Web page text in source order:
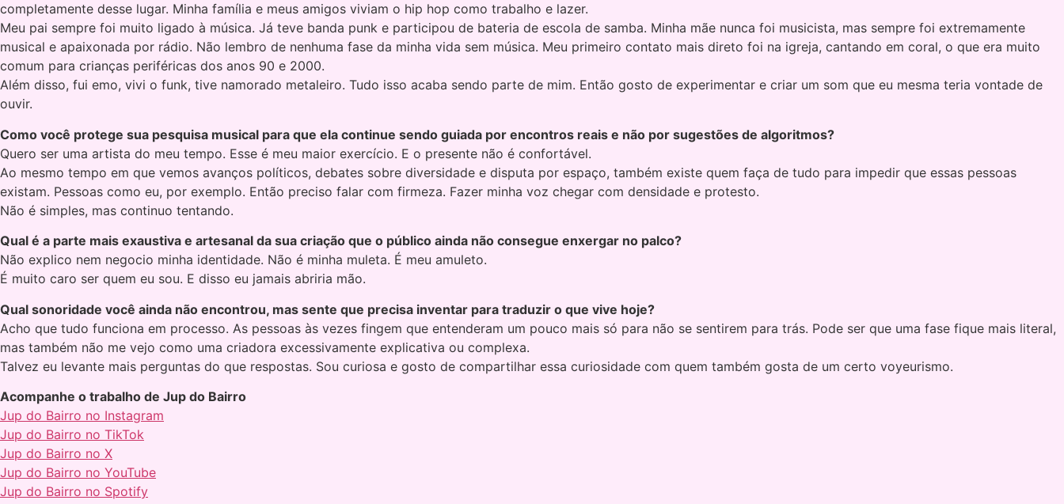
completamente desse lugar. Minha família e meus amigos viviam o hip hop como trabalho e lazer.
Meu pai sempre foi muito ligado à música. Já teve banda punk e participou de bateria de escola de samba. Minha mãe nunca foi musicista, mas sempre foi extremamente
musical e apaixonada por rádio. Não lembro de nenhuma fase da minha vida sem música. Meu primeiro contato mais direto foi na igreja, cantando em coral, o que era muito
comum para crianças periféricas dos anos 90 e 2000.
Além disso, fui emo, vivi o funk, tive namorado metaleiro. Tudo isso acaba sendo parte de mim. Então gosto de experimentar e criar um som que eu mesma teria vontade de
ouvir.
Como você protege sua pesquisa musical para que ela continue sendo guiada por encontros reais e não por sugestões de algoritmos?
Quero ser uma artista do meu tempo. Esse é meu maior exercício. E o presente não é confortável.
Ao mesmo tempo em que vemos avanços políticos, debates sobre diversidade e disputa por espaço, também existe quem faça de tudo para impedir que essas pessoas
existam. Pessoas como eu, por exemplo. Então preciso falar com firmeza. Fazer minha voz chegar com densidade e protesto.
Não é simples, mas continuo tentando.
Qual é a parte mais exaustiva e artesanal da sua criação que o público ainda não consegue enxergar no palco?
Não explico nem negocio minha identidade. Não é minha muleta. É meu amuleto.
É muito caro ser quem eu sou. E disso eu jamais abriria mão.
Qual sonoridade você ainda não encontrou, mas sente que precisa inventar para traduzir o que vive hoje?
Acho que tudo funciona em processo. As pessoas às vezes fingem que entenderam um pouco mais só para não se sentirem para trás. Pode ser que uma fase fique mais literal,
mas também não me vejo como uma criadora excessivamente explicativa ou complexa.
Talvez eu levante mais perguntas do que respostas. Sou curiosa e gosto de compartilhar essa curiosidade com quem também gosta de um certo voyeurismo.
Acompanhe o trabalho de Jup do Bairro
Jup do Bairro no Instagram
Jup do Bairro no TikTok
Jup do Bairro no X
Jup do Bairro no YouTube
Jup do Bairro no Spotify